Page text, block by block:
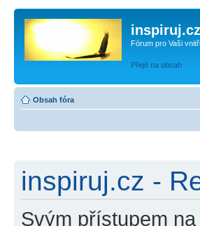
inspiruj.cz
Fórum pro Vaši
Přejít na obsah
Obsah fóra
inspiruj.cz -
Svým přístupem